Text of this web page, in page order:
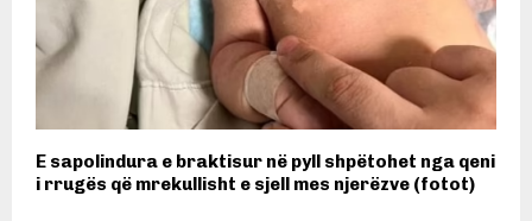
E sapolindura e braktisur në pyll shpëtohet nga qeni
i rrugës që mrekullisht e sjell mes njerëzve (fotot)